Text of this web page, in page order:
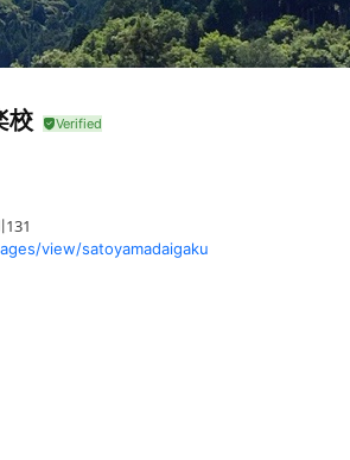
校
view/satoyamadaigaku